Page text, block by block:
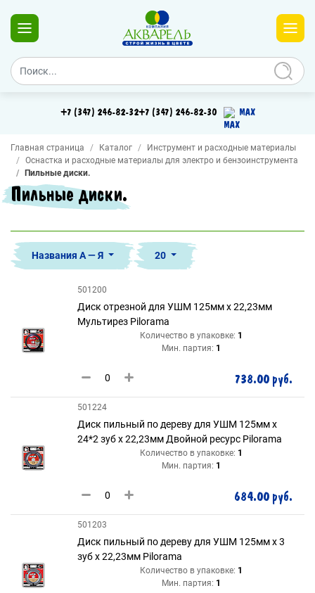
+7 (347) 246-82-32+7 (347) 246-82-30 MAX
Главная страница Каталог
Инструмент и расходные материалы
Оснастка и расходные материалы для электро и бензоинструмента
Пильные диски.
Пильные диски.
Названия А — Я 20
501200
Диск отрезной для УШМ 125мм х 22,23мм
Мультирез Pilorama
Количество в упаковке: 1
Мин. партия: 1
738.00 руб.
501224
Диск пильный по дереву для УШМ 125мм х
24*2 зуб х 22,23мм Двойной ресурс Pilorama
Количество в упаковке: 1
Мин. партия: 1
684.00 руб.
501203
Диск пильный по дереву для УШМ 125мм х 3
зуб х 22,23мм Pilorama
Количество в упаковке: 1
Мин. партия: 1